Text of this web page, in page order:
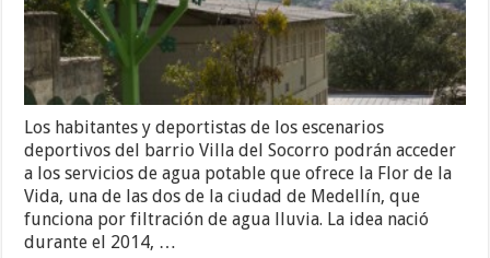
Los habitantes y deportistas de los escenarios
deportivos del barrio Villa del Socorro podrán acceder
a los servicios de agua potable que ofrece la Flor de la
Vida, una de las dos de la ciudad de Medellín, que
funciona por filtración de agua lluvia. La idea nació
durante el 2014, …